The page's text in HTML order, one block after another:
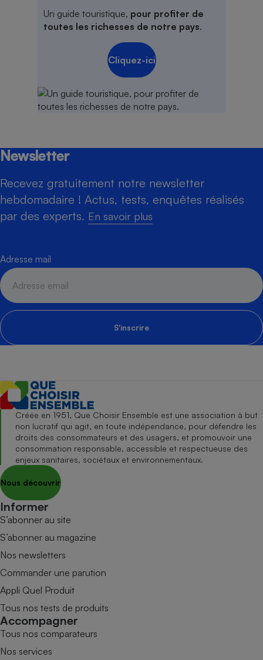
Un guide touristique, pour profiter de
toutes les richesses de notre pays.
Cliquez-ici
Newsletter
Recevez gratuitement notre newsletter
hebdomadaire ! Actus, tests, enquêtes réalisés
par des experts. En savoir plus
Adresse mail
S'inscrire
Créée en 1951, Que Choisir Ensemble est une association à but
non lucratif qui agit, en toute indépendance, pour défendre les
droits des consommateurs et des usagers, et promouvoir une
consommation responsable, accessible et respectueuse des
enjeux sanitaires, sociétaux et environnementaux.
Nous découvrir
Informer
S’abonner au site
S’abonner au magazine
Nos newsletters
Commander une parution
Appli Quel Produit
Tous nos tests de produits
Accompagner
Tous nos comparateurs
Nos services